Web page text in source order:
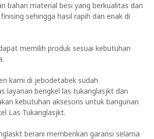
bahan material besi yang berkualitas dari
sehingga hasil rapih dan enak di
memilih produk sesuai kebutuhan
kami di jebodetabek sudah
layanan bengkel las tukanglasjkt dan
kebutuhan aksesoris untuk bangunan
Las Tukanglasjkt.
berani memberikan garansi selama